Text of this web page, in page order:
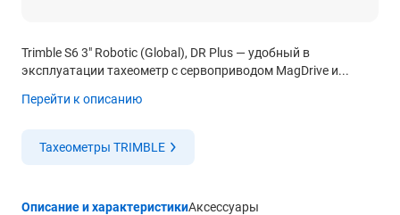
Trimble S6 3″ Robotic (Global), DR Plus — удобный в
эксплуатации тахеометр с сервоприводом MagDrive и...
Перейти к описанию
Тахеометры TRIMBLE
Описание и характеристикиАксессуары